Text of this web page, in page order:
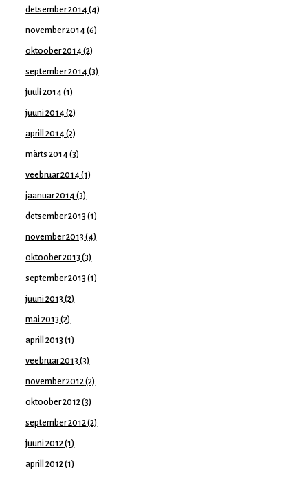
detsember 2014 (4)
november 2014 (6)
oktoober 2014 (2)
september 2014 (3)
juuli 2014 (1)
juuni 2014 (2)
aprill 2014 (2)
märts 2014 (3)
veebruar 2014 (1)
jaanuar 2014 (3)
detsember 2013 (1)
november 2013 (4)
oktoober 2013 (3)
september 2013 (1)
juuni 2013 (2)
mai 2013 (2)
aprill 2013 (1)
veebruar 2013 (3)
november 2012(2)
oktoober 2012(3)
september 2012(2)
juuni 2012(1)
aprill 2012(1)